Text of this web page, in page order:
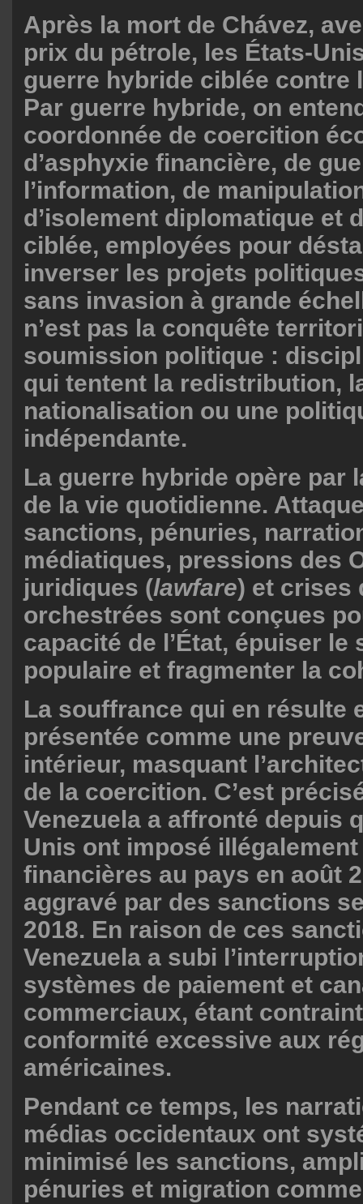
Après la mort de Chávez,
prix du pétrole, les États-
guerre hybride ciblée contre
Par guerre hybride, on
coordonnée de coercition
d’asphyxie financière, de
l’information, de
d’isolement diplomatique et
ciblée, employées pour
inverser les projets
sans invasion à grande
n’est pas la conquête
soumission politique :
qui tentent la redistribution,
nationalisation ou une
indépendante.
La guerre hybride opère par
de la vie quotidienne.
sanctions, pénuries,
médiatiques, pressions des
juridiques (lawfare) et crises
orchestrées sont conçues
capacité de l’État, épuiser le
populaire et fragmenter la
La souffrance qui en résulte
présentée comme une
intérieur, masquant
de la coercition. C’est
Venezuela a affronté depuis
Unis ont imposé
financières au pays en août
aggravé par des sanctions
2018. En raison de ces
Venezuela a subi
systèmes de paiement et
commerciaux, étant
conformité excessive aux
américaines.
Pendant ce temps, les
médias occidentaux ont
minimisé les sanctions,
pénuries et migration